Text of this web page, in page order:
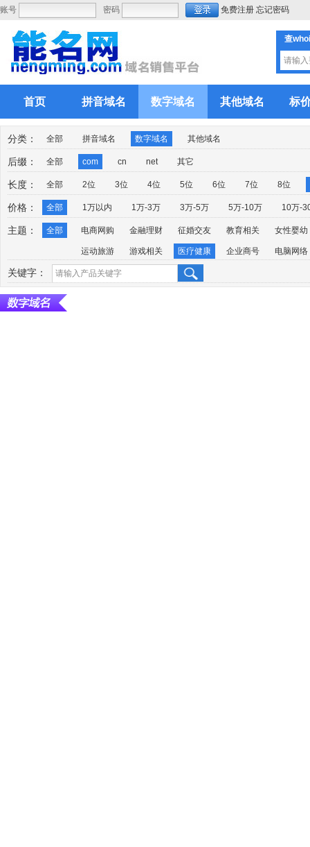
账号 密码 免费注册 忘记密码
查
首页 拼音域名 数字域名 其他域名 标
分类： 全部 拼音域名 数字域名 其他域名
后缀： 全部 com cn net 其它
长度： 全部 2位 3位 4位 5位 6位 7位 8位
价格： 全部 1万以内 1万-3万 3万-5万 5万-10万 10万-
主题： 全部 电商网购 金融理财 征婚交友 教育相关 女性婴幼
运动旅游 游戏相关 医疗健康 企业商号 电脑网络
关键字：